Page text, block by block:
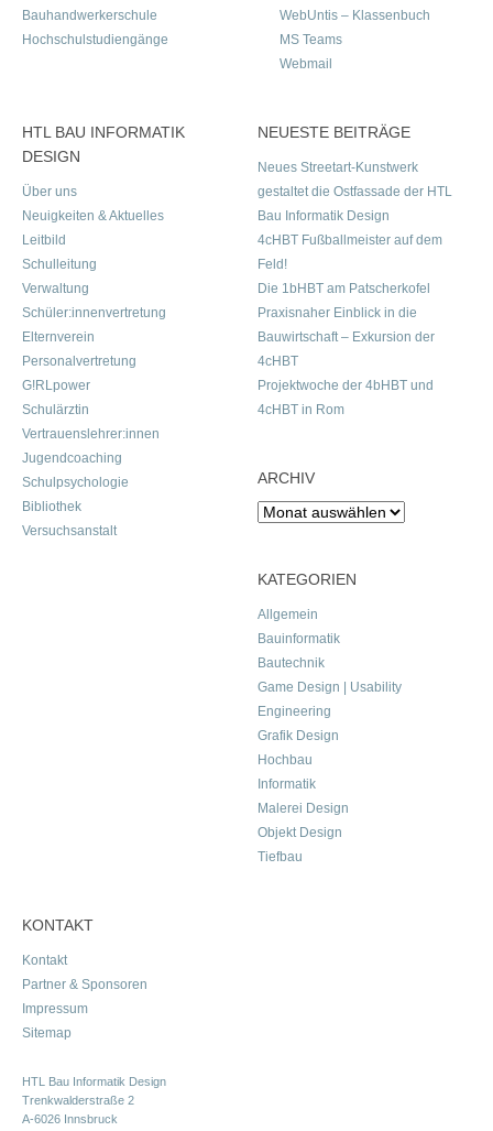
Bauhandwerkerschule
Hochschulstudiengänge
WebUntis – Klassenbuch
MS Teams
Webmail
HTL BAU INFORMATIK
DESIGN
Über uns
Neuigkeiten & Aktuelles
Leitbild
Schulleitung
Verwaltung
Schüler:innenvertretung
Elternverein
Personalvertretung
G!RLpower
Schulärztin
Vertrauenslehrer:innen
Jugendcoaching
Schulpsychologie
Bibliothek
Versuchsanstalt
NEUESTE BEITRÄGE
Neues Streetart-Kunstwerk
gestaltet die Ostfassade der HTL
Bau Informatik Design
4cHBT Fußballmeister auf dem
Feld!
Die 1bHBT am Patscherkofel
Praxisnaher Einblick in die
Bauwirtschaft – Exkursion der
4cHBT
Projektwoche der 4bHBT und
4cHBT in Rom
ARCHIV
Archiv
KATEGORIEN
Allgemein
Bauinformatik
Bautechnik
Game Design | Usability
Engineering
Grafik Design
Hochbau
Informatik
Malerei Design
Objekt Design
Tiefbau
KONTAKT
Kontakt
Partner & Sponsoren
Impressum
Sitemap
HTL Bau Informatik Design
Trenkwalderstraße 2
A-6026 Innsbruck